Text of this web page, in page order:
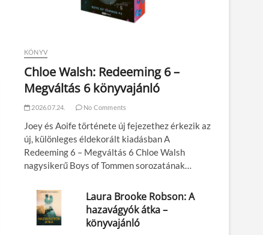
KÖNYV
Chloe Walsh: Redeeming 6 –
Megváltás 6 könyvajánló
2026.07.24. No Comments
Joey és Aoife története új fejezethez érkezik az
új, különleges éldekorált kiadásban A
Redeeming 6 – Megváltás 6 Chloe Walsh
nagysikerű Boys of Tommen sorozatának…
Laura Brooke Robson: A
hazavágyók átka –
könyvajánló